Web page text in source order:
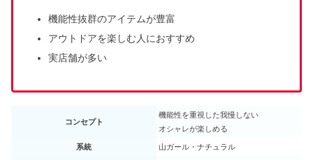
機能性抜群のアイテムが豊富
アウトドアを楽しむ人におすすめ
実店舗が多い
コンセプト
機能性を重視した我慢しない
オシャレが楽しめる
系統 山ガール・ナチュラル